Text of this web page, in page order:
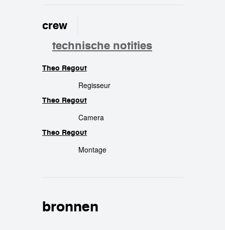
crew
technische notities
Theo Regout
Regisseur
Theo Regout
Camera
Theo Regout
Montage
bronnen